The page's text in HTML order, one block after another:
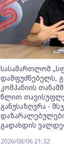
სასამართლომ
დამფუძნებელს,
კომპანიის
წლით
განუსაზღვრა -
გადახდის
2026/08/06 21:32